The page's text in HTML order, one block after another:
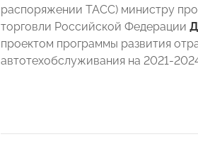
распоряжении ТАСС) министру
торговли Российской Федерации
проектом программы развития
автотехобслуживания на 2021-